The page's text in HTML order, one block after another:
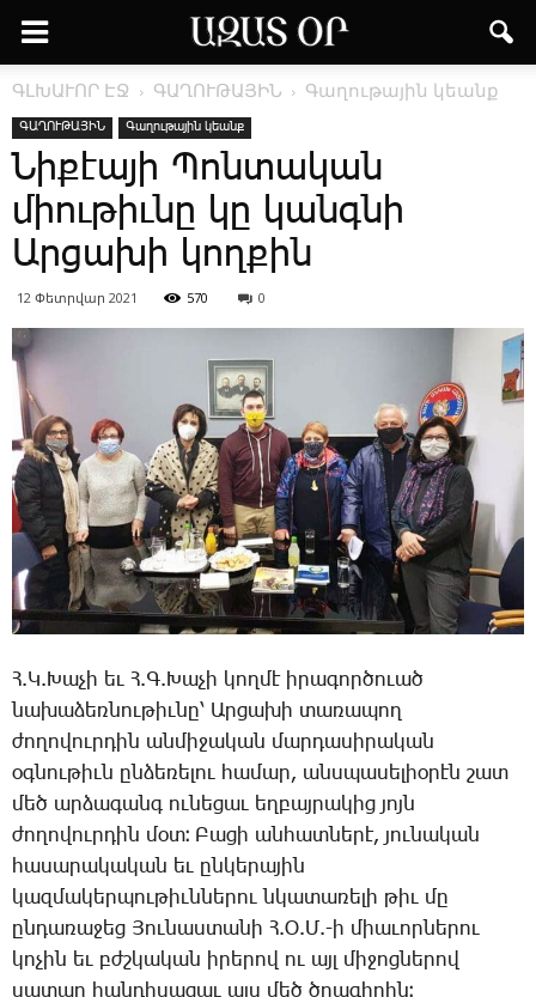
ԳԼԽԱՒՈՐ ԷՋ ԳԱՂՈՒԹԱՅԻՆ Գաղութային կեանք
ԳԱՂՈՒԹԱՅԻՆ Գաղութային կեանք
Նիքէայի Պոնտական
միութիւնը կը կանգնի
Արցախի կողքին
12 Փետրվար 2021 570 0
Հ.Կ.­Խա­չի եւ Հ.Գ.­Խա­չի կող­մէ ի­րա­գոր­ծո­ւած
նա­խա­ձեռ­նու­թիւ­նը՝ Ար­ցա­խի տա­ռա­պող
ժո­ղո­վուր­դին ան­մի­ջա­կան մար­դա­սի­րա­կան
օգ­նու­թիւն ըն­ձե­ռե­լու հա­մար, անս­պա­սե­լիօ­րէն շատ
մեծ ար­ձա­գանգ ու­նե­ցաւ եղ­բայ­րա­կից յոյն
ժո­ղո­վուր­դին մօտ։ ­Բա­ցի ան­հատ­նե­րէ, յու­նա­կան
հա­սա­րա­կա­կան եւ ըն­կե­րա­յին
կազ­մա­կեր­պու­թիւն­նե­րու նկա­տա­ռե­լի թիւ մը
ըն­դա­ռա­ջեց ­Յու­նաս­տա­նի Հ.Օ.Մ.-ի միա­ւոր­նե­րու
կո­չին եւ բժշկա­կան ի­րե­րով ու այլ մի­ջոց­նե­րով
սա­տար հան­դի­սա­ցաւ այս մեծ ծրա­գի­րին։